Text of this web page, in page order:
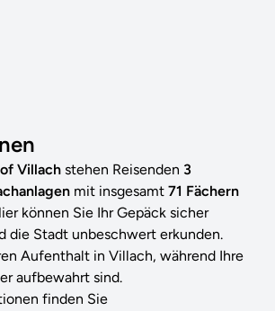
Villach stehen Reisenden 3
mit insgesamt 71 Fächern
können Sie Ihr Gepäck sicher
die Stadt unbeschwert erkunden.
Aufenthalt in Villach, während Ihre
aufbewahrt sind.
finden Sie